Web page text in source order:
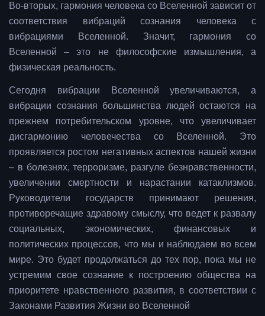
Во-вторых, гармония человека со Вселенной зависит от
соответствия вибраций сознания человека с
вибрациями Вселенной. Значит, гармония со
Вселенной – это не философские измышления, а
физическая реальность.
Сегодня вибрации Вселенной увеличиваются, а
вибрации сознания большинства людей остаются на
прежнем потребительском уровне, что увеличивает
дисгармонию человечества со Вселенной. Это
проявляется ростом негативных аспектов нашей жизни
– в болезнях, терроризме, разгуле безнравственности,
увеличении смертности и нарастании катаклизмов.
Руководители государств принимают решения,
противоречащие здравому смыслу, что ведет к развалу
социальных, экономических, финансовых и
политических процессов, что мы и наблюдаем во всем
мире. Это будет продолжаться до тех пор, пока мы не
устремим свое сознание к построению общества на
приоритете нравственного развития, в соответствии с
Законами Развития Жизни во Вселенной